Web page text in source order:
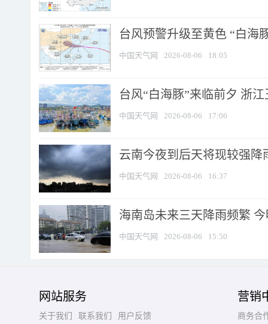
台风预警升级至黄色 “白海
中国天气网 2026-08-06 18:05
台风“白海豚”来临前夕 浙
中国天气网 2026-08-06 17:06
云南今夜到后天将现较强降
中国天气网 2026-08-06 16:37
海南岛未来三天降雨频繁
中国天气网 2026-08-06 15:50
网站服务
关于我们 联系我们
用户反馈
营销
商务合